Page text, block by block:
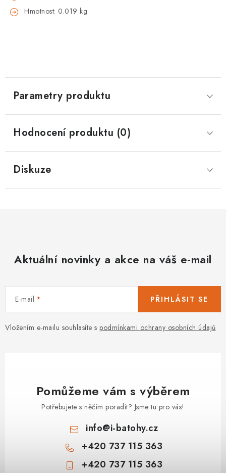
Hmotnost: 0.019 kg
Parametry produktu
Hodnocení produktu (0)
Diskuze
Aktuální novinky a akce na váš e-mail
E-mail
Vložením e-mailu souhlasíte s podmínkami ochrany osobních údajů
PŘIHLÁSIT SE
Pomůžeme vám s výběrem
Potřebujete s něčím poradit? Jsme tu pro vás!
info@i-batohy.cz
+420 737 115 363
+420 737 115 363